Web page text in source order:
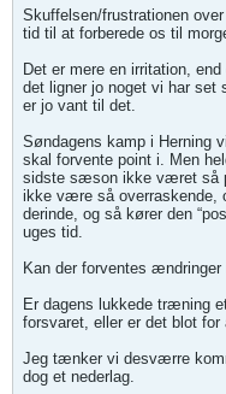
Skuffelsen/frustrationen
tid til at forberede os til
Det er mere en irritation,
det ligner jo noget vi har set
er jo vant til det.
Søndagens kamp i Herning
skal forvente point i. Men
sidste sæson ikke været så
ikke være så overraskende,
derinde, og så kører den
uges tid.
Kan der forventes ændringer
Er dagens lukkede træning
forsvaret, eller er det blot
Jeg tænker vi desværre
dog et nederlag.